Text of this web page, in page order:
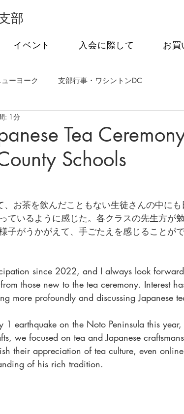
部
イベント 入会に際して お買
ーヨーク 支部行事・ワシントンDC
・フィラデルフィア
オンライン特別講話シリーズ
Tea
Schools
: 1分
、お茶を飲んだこともない生徒さんの中に
ているように感じた。各クラスの先生方が
子がうかがえて、手ごたえを感じることがで
since 2022, and I always look forward
those new to the tea ceremony. Interest
more profoundly and discussing Japanese
1 earthquake on the Noto Peninsula this
we focused on tea and Japanese
their appreciation of tea culture, even
of his rich tradition.